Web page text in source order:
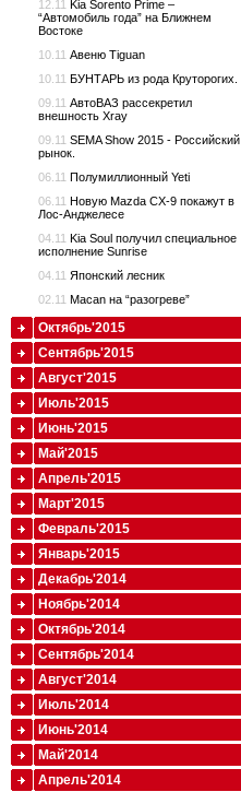
12.11 Kia Sorento Prime –
“Автомобиль года” на Ближнем
Востоке
10.11 Авеню Tiguan
10.11 БУНТАРЬ из рода Круторогих.
09.11 АвтоВАЗ рассекретил
внешность Xray
09.11 SEMA Show 2015 - Российский
рынок.
06.11 Полумиллионный Yeti
06.11 Новую Mazda CX-9 покажут в
Лос-Анджелесе
04.11 Kia Soul получил специальное
исполнение Sunrise
04.11 Японский лесник
02.11 Macan на “разогреве”
Октябрь'2015
Сентябрь'2015
Август'2015
Июль'2015
Июнь'2015
Май'2015
Апрель'2015
Март'2015
Февраль'2015
Январь'2015
Декабрь'2014
Ноябрь'2014
Октябрь'2014
Сентябрь'2014
Август'2014
Июль'2014
Июнь'2014
Май'2014
Апрель'2014